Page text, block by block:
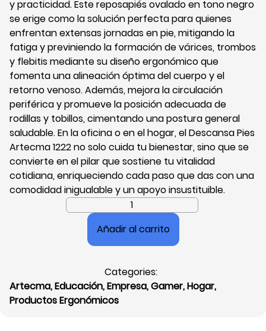
y practicidad. Este reposapiés ovalado en tono negro
se erige como la solución perfecta para quienes
enfrentan extensas jornadas en pie, mitigando la
fatiga y previniendo la formación de várices, trombos
y flebitis mediante su diseño ergonómico que
fomenta una alineación óptima del cuerpo y el
retorno venoso. Además, mejora la circulación
periférica y promueve la posición adecuada de
rodillas y tobillos, cimentando una postura general
saludable. En la oficina o en el hogar, el Descansa Pies
Artecma 1222 no solo cuida tu bienestar, sino que se
convierte en el pilar que sostiene tu vitalidad
cotidiana, enriqueciendo cada paso que das con una
comodidad inigualable y un apoyo insustituible.
Descansa
Artecma
Ovalado,
Negro
cantidad
Añadir al carrito
Categories:
Artecma,Educación,Empresa,Gamer,Hogar,
Productos Ergonómicos